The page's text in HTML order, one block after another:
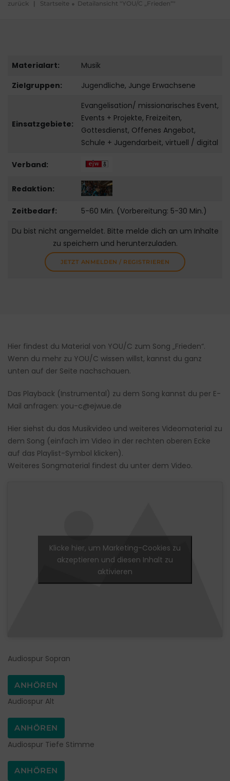
zurück | Startseite Detailansicht "YOU/C „Frieden“"
Materialart:
Musik
Zielgruppen:
Jugendliche, Junge Erwachsene
Einsatzgebiete:
Evangelisation/ missionarisches Event,
Events + Projekte, Freizeiten,
Gottesdienst, Offenes Angebot,
Schule + Jugendarbeit, virtuell / digital
Verband:
Redaktion:
Zeitbedarf:
5-60 Min. (Vorbereitung: 5-30 Min.)
Du bist nicht angemeldet. Bitte melde dich an um Inhalte
zu speichern und herunterzuladen.
JETZT ANMELDEN / REGISTRIEREN
Hier findest du Material von YOU/C zum Song „Frieden“.
Wenn du mehr zu YOU/C wissen willst, kannst du ganz
unten auf der Seite nachschauen.
Das Playback (Instrumental) zu dem Song kannst du per E-
Mail anfragen: you-c@ejwue.de
Hier siehst du das Musikvideo und weiteres Videomaterial zu
dem Song (einfach im Video in der rechten oberen Ecke
auf das Playlist-Symbol klicken).
Weiteres Songmaterial findest du unter dem Video.
Klicke hier, um Marketing-Cookies zu
akzeptieren und diesen Inhalt zu
aktivieren
Audiospur Sopran
ANHÖREN
Audiospur Alt
ANHÖREN
Audiospur Tiefe Stimme
ANHÖREN